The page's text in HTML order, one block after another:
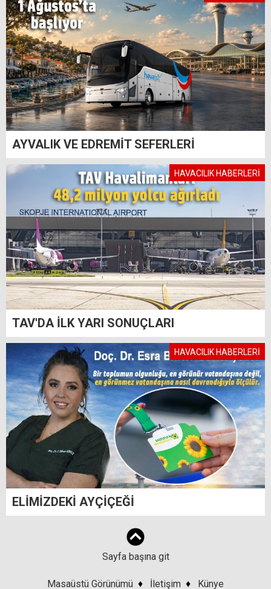
AYVALIK VE EDREMİT SEFERLERİ
HAVACILIK HABERLERİ
TAV'DA İLK YARI SONUÇLARI
HAVACILIK HABERLERİ
ELİMİZDEKİ AYÇİÇEĞİ
Sayfa başına git
Masaüstü Görünümü ♦ İletişim ♦ Künye